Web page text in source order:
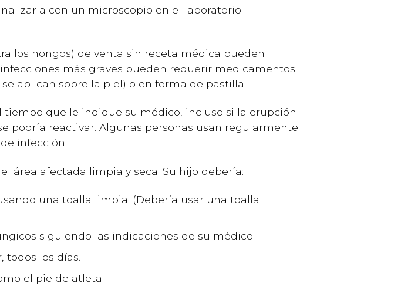
con un microscopio en el laboratorio.
los hongos) de venta sin receta médica pueden
más graves pueden requerir medicamentos
aplican sobre la piel) o en forma de pastilla.
que le indique su médico, incluso si la erupción
podría reactivar. Algunas personas usan regularmente
infección.
área afectada limpia y seca. Su hijo debería:
una toalla limpia. (Debería usar una toalla
siguiendo las indicaciones de su médico.
todos los días.
el pie de atleta.